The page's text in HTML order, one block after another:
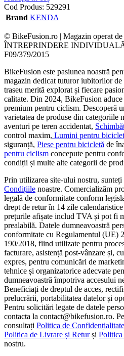
Cod Produs: 529291
Brand KENDA
© BikeFusion.ro | Magazin operat
ÎNTREPRINDERE INDIVIDUALĂ
F09/379/2015
BikeFusion este pasiunea noastră
magazin dedicat tuturor iubitorilor
traseu merită explorat și fiecare
calitate. Din 2024, BikeFusion aduce
premium pentru ciclism. Descoperă
varietatea de produse din categoriile
aventuri pe teren accidentat,
control maxim, Lumini pentru
siguranță, Piese pentru bicicletă de
pentru ciclism concepute pentru
condiții și multe alte categorii de
Prin utilizarea site-ului nostru, sunteți
Condițiile noastre. Comercializăm
legală de conformitate conform
drept de retur în 14 zile
prețurile afișate includ TVA și pot fi
prealabilă. Datele dumneavoastră
conformitate cu Regulamentul (UE)
190/2018, fiind utilizate pentru
facturare, asistență post-vânzare și,
expres, pentru comunicări de
tehnice și organizatorice adecvate
dumneavoastră împotriva accesului
Beneficiați de dreptul de acces,
prelucrării, portabilitatea datelor și
Pentru solicitări legate de datele
contacta la contact@bikefusion.ro.
consultați Politica de Confidențialitate
Politica de Livrare și Returși
nostru.